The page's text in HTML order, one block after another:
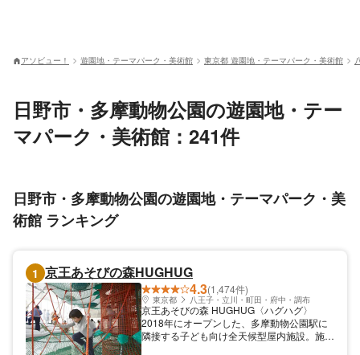
アソビュー！ 遊園地・テーマパーク・美術館 東京都 遊園地・テーマパーク・美術館
日野市・多摩動物公園の遊園地・テー
マパーク・美術館：241件
日野市・多摩動物公園の遊園地・テーマパーク・美
術館 ランキング
1 京王あそびの森HUGHUG
4.3(1,474件)
東京都 八王子・立川・町田・府中・調布
京王あそびの森 HUGHUG〈ハグハグ〉
2018年にオープンした、多摩動物公園駅に
隣接する子ども向け全天候型屋内施設。施設